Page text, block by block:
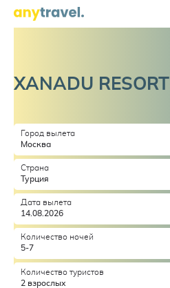
XANADU RESORT
Город вылета
Москва
Страна
Турция
Дата вылета
14.08.2026
Количество ночей
5-7
Количество туристов
2 взрослых